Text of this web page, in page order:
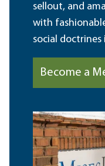
sellout, and
with
social
Become a